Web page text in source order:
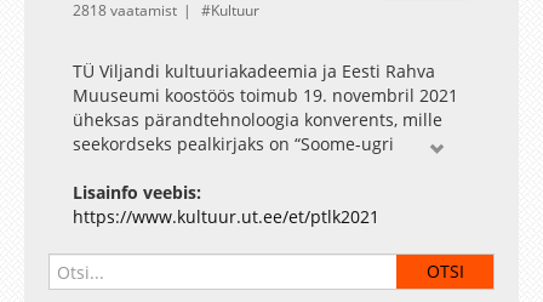
2818 vaatamist
Kultuur
TÜ Viljandi kultuuriakadeemia ja Eesti Rahva
Muuseumi koostöös toimub 19. novembril 2021
üheksas pärandtehnoloogia konverents, mille
seekordseks pealkirjaks on “Soome-ugri
tutvustatakse Eesti, Soome, Venemaa ja Ungari
muuseumites peituvaid soome-ugri kogusid ja
eesmärgiks on inspireerida kuulajaid neid
rohkem oma uurimis- ja loometöös kasutama.
Lisainfo veebis:
https://www.kultuur.ut.ee/et/ptlk2021